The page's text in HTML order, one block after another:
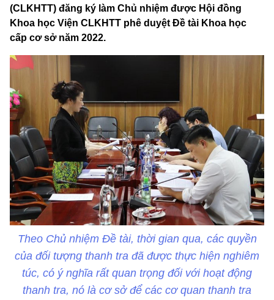
(CLKHTT) đăng ký làm Chủ nhiệm được Hội đồng
Khoa học Viện CLKHTT phê duyệt Đề tài Khoa học
cấp cơ sở năm 2022.
Theo Chủ nhiệm Đề tài, thời gian qua, các quyền
của đối tượng thanh tra đã được thực hiện nghiêm
túc, có ý nghĩa rất quan trọng đối với hoạt động
thanh tra, nó là cơ sở để các cơ quan thanh tra